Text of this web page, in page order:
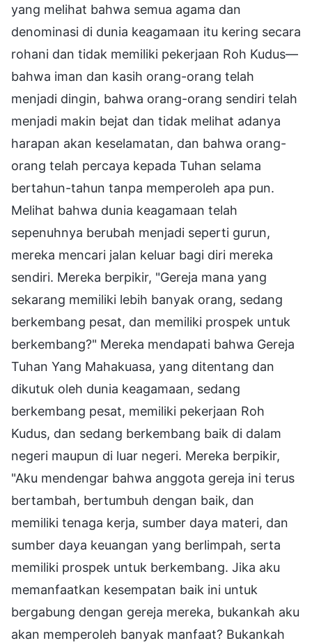
yang melihat bahwa semua agama dan
denominasi di dunia keagamaan itu kering secara
rohani dan tidak memiliki pekerjaan Roh Kudus—
bahwa iman dan kasih orang-orang telah
menjadi dingin, bahwa orang-orang sendiri telah
menjadi makin bejat dan tidak melihat adanya
harapan akan keselamatan, dan bahwa orang-
orang telah percaya kepada Tuhan selama
bertahun-tahun tanpa memperoleh apa pun.
Melihat bahwa dunia keagamaan telah
sepenuhnya berubah menjadi seperti gurun,
mereka mencari jalan keluar bagi diri mereka
sendiri. Mereka berpikir, "Gereja mana yang
sekarang memiliki lebih banyak orang, sedang
berkembang pesat, dan memiliki prospek untuk
berkembang?" Mereka mendapati bahwa Gereja
Tuhan Yang Mahakuasa, yang ditentang dan
dikutuk oleh dunia keagamaan, sedang
berkembang pesat, memiliki pekerjaan Roh
Kudus, dan sedang berkembang baik di dalam
negeri maupun di luar negeri. Mereka berpikir,
"Aku mendengar bahwa anggota gereja ini terus
bertambah, bertumbuh dengan baik, dan
memiliki tenaga kerja, sumber daya materi, dan
sumber daya keuangan yang berlimpah, serta
memiliki prospek untuk berkembang. Jika aku
memanfaatkan kesempatan baik ini untuk
bergabung dengan gereja mereka, bukankah aku
akan memperoleh banyak manfaat? Bukankah